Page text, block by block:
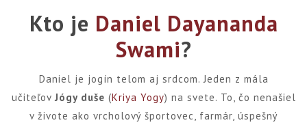
Kto je Daniel Dayananda
Swami?
Daniel je jogín telom aj srdcom. Jeden z mála
učiteľovJógy duše (Kriya Yogy) na svete. To, čo nenašiel
v živote ako vrcholový športovec, farmár, úspešný